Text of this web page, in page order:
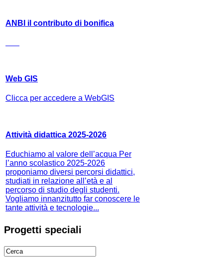
ANBI il contributo di bonifica
Web GIS
Clicca per accedere a WebGIS
Attività didattica 2025-2026
Educhiamo al valore dell’acqua Per
l’anno scolastico 2025-2026
proponiamo diversi percorsi didattici,
studiati in relazione all’età e al
percorso di studio degli studenti.
Vogliamo innanzitutto far conoscere le
tante attività e tecnologie...
Progetti speciali